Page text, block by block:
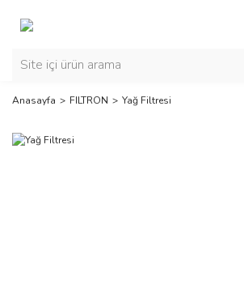
Anasayfa FILTRON Yağ Filtresi